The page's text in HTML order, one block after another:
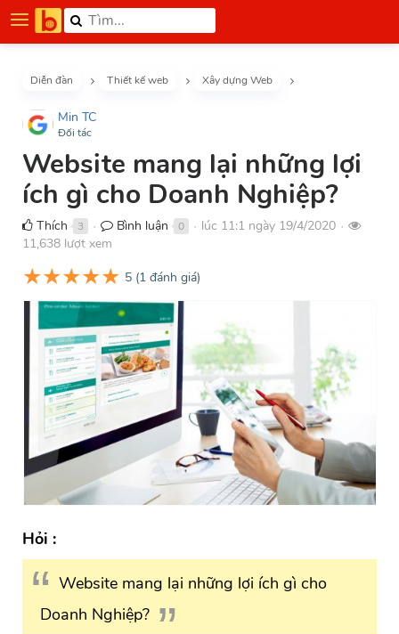
Diễn đàn Thiết kế web Xây dựng Web
Min TC
Đối tác
Website mang lại những lợi
ích gì cho Doanh Nghiệp?
Thích 3 ● Bình luận 0 ● lúc 11:1 ngày 19/4/2020 ●
11,638 lượt xem
★★★★★ 5 (1 đánh giá)
Hỏi :
Website mang lại những lợi ích gì cho
Doanh Nghiệp?